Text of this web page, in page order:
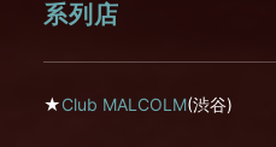
系列店
★Club MALCOLM(渋谷)